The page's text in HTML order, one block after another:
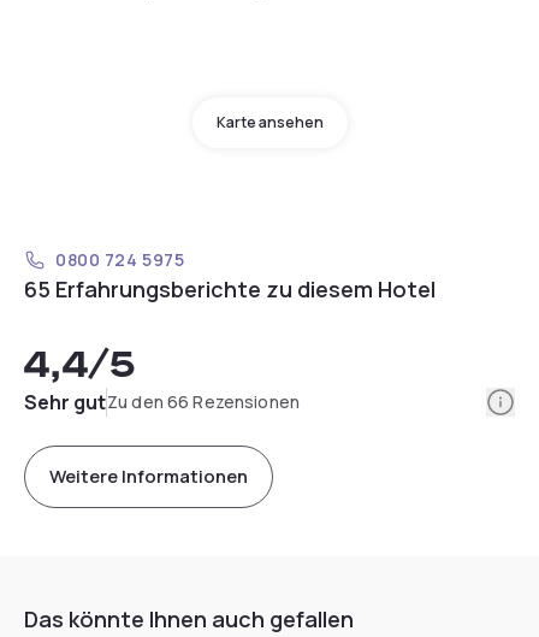
Karte ansehen
0800 724 5975
65 Erfahrungsberichte zu diesem Hotel
4,4/5
Sehr gutZu den 66 Rezensionen
Weitere Informationen
Das könnte Ihnen auch gefallen